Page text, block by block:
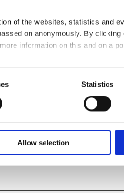
of the websites, statistics and
on anonymously. By
information on this and on a
Statistics
Allow selection